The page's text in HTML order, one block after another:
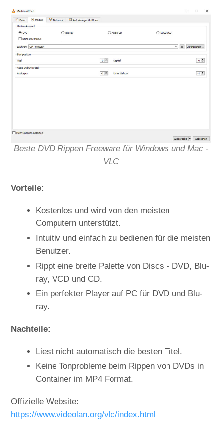
Beste DVD Rippen Freeware für Windows und Mac -
VLC
Vorteile:
Kostenlos und wird von den meisten
Computern unterstützt.
Intuitiv und einfach zu bedienen für die meisten
Benutzer.
Rippt eine breite Palette von Discs - DVD, Blu-
ray, VCD und CD.
Ein perfekter Player auf PC für DVD und Blu-
ray.
Nachteile:
Liest nicht automatisch die besten Titel.
Keine Tonprobleme beim Rippen von DVDs in
Container im MP4 Format.
Offizielle Website:
https://www.videolan.org/vlc/index.html